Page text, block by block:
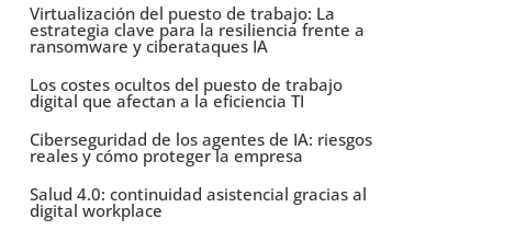
Virtualización del puesto de trabajo: La
estrategia clave para la resiliencia frente a
ransomware y ciberataques IA
Los costes ocultos del puesto de trabajo
digital que afectan a la eficiencia TI
Ciberseguridad de los agentes de IA: riesgos
reales y cómo proteger la empresa
Salud 4.0: continuidad asistencial gracias al
digital workplace